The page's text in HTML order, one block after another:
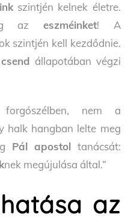
szintjén kelnek életre.
az eszméinket! A
szintjén kell kezdődnie.
csend állapotában végzi
nem a
halk hangban lelte meg
Pál apostol tanácsát:
nek megújulása által.”
az